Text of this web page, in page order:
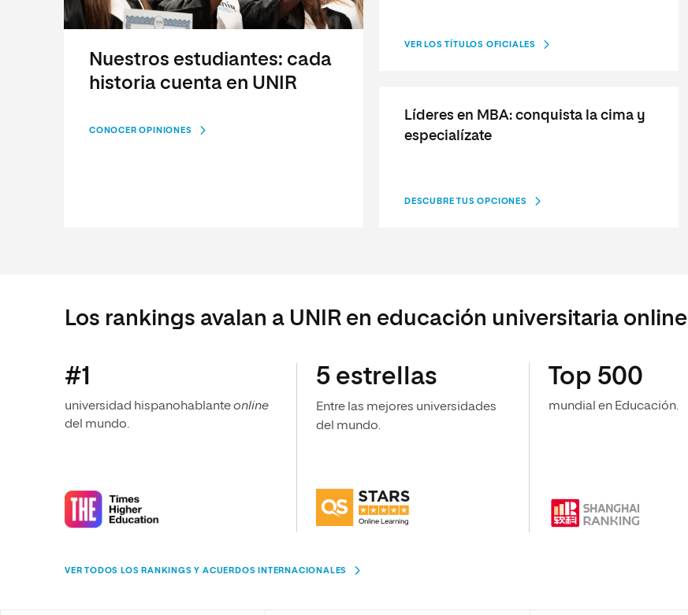
Nuestros estudiantes: cada
historia cuenta en UNIR
CONOCER OPINIONES
VER LOS TÍTULOS OFICIALES
Líderes en MBA: conquista la cima y
especialízate
DESCUBRE TUS OPCIONES
Los rankings avalan a UNIR en educación universitaria online
#1
universidad hispanohablanteonline
del mundo.
5 estrellas
Entre las mejores universidades
del mundo.
Top 500
mundial en Educación.
VER TODOS LOS RANKINGS Y ACUERDOS INTERNACIONALES